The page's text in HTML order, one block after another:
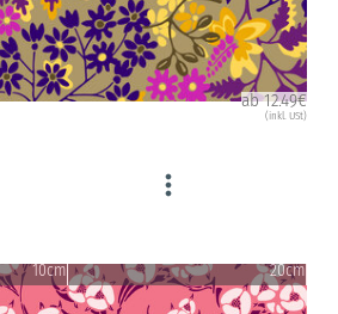
ab 12.49€
(inkl. USt)
10cm 20cm